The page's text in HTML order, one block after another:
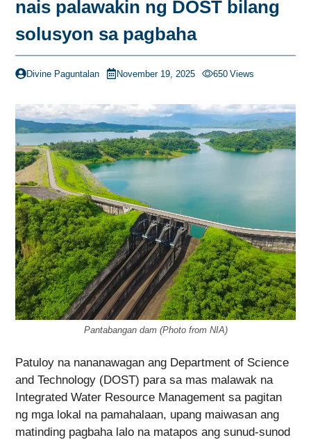
nais palawakin ng DOST bilang
solusyon sa pagbaha
Divine Paguntalan November 19, 2025 650 Views
Pantabangan dam (Photo from NIA)
Patuloy na nananawagan ang Department of Science
and Technology (DOST) para sa mas malawak na
Integrated Water Resource Management sa pagitan
ng mga lokal na pamahalaan, upang maiwasan ang
matinding pagbaha lalo na matapos ang sunud-sunod